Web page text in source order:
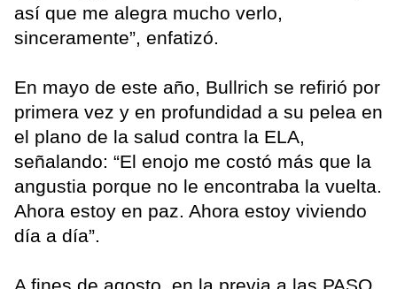
así que me alegra mucho verlo,
sinceramente”, enfatizó.
En mayo de este año, Bullrich se refirió por
primera vez y en profundidad a su pelea en
el plano de la salud contra la ELA,
señalando: “El enojo me costó más que la
angustia porque no le encontraba la vuelta.
Ahora estoy en paz. Ahora estoy viviendo
día a día”.